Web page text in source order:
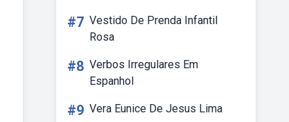
#7 Vestido De Prenda Infantil
Rosa
#8 Verbos Irregulares Em
Espanhol
#9 Vera Eunice De Jesus Lima